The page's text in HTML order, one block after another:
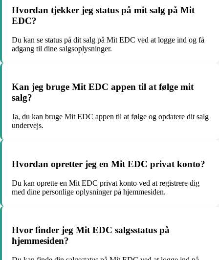
Hvordan tjekker jeg status på mit salg på Mit
EDC?
Du kan se status på dit salg på Mit EDC ved at logge ind og få
adgang til dine salgsoplysninger.
Kan jeg bruge Mit EDC appen til at følge mit
salg?
Ja, du kan bruge Mit EDC appen til at følge og opdatere dit salg
undervejs.
Hvordan opretter jeg en Mit EDC privat konto?
Du kan oprette en Mit EDC privat konto ved at registrere dig
med dine personlige oplysninger på hjemmesiden.
Hvor finder jeg Mit EDC salgsstatus på
hjemmesiden?